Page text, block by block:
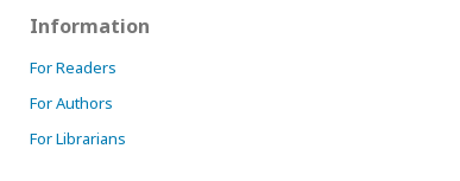
Information
For Readers
For Authors
For Librarians